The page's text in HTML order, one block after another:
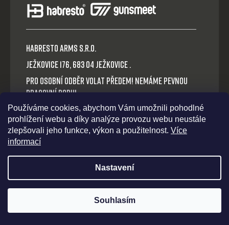
Používáme cookies, abychom Vám umožnili pohodlné
prohlížení webu a díky analýze provozu webu neustále
zlepšovali jeho funkce, výkon a použitelnost. Více
informací
Nastavení
Souhlasím
HABRESTO ARMS s.r.o.
Ježkovice 176, 683 04 Ježkovice .
Pro osobní odběr volat předem! Nemáme pevnou
pracovní dobu!
Platba v hotovosti nebo QR okamžitý převod.
Volejte: +420 721 030 614
E-mail: habresto@habresto.cz
Vytvořil Shoptet
Copyright 2026Habresto. Všechna práva vyhrazena.